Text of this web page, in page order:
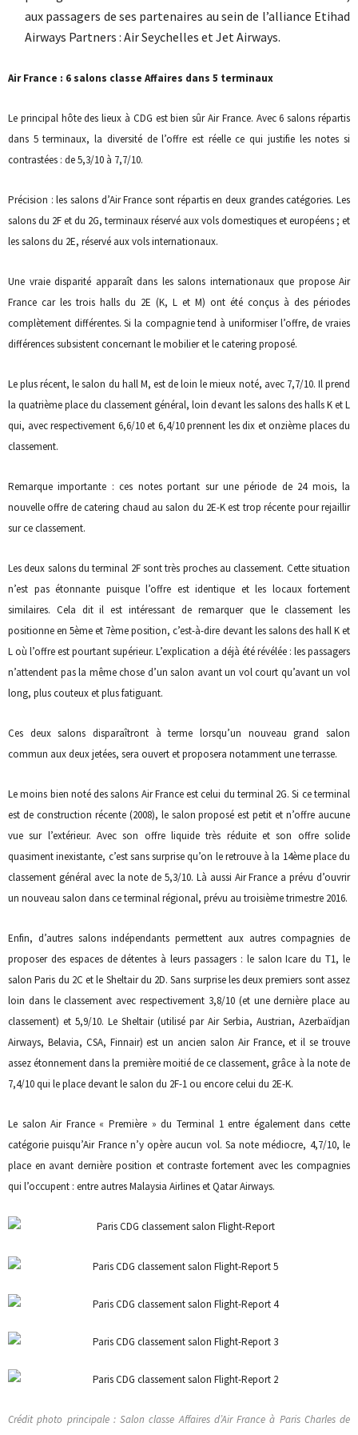
aux passagers de ses partenaires au sein de l’alliance Etihad
Airways Partners : Air Seychelles et Jet Airways.
Air France : 6 salons classe Affaires dans 5 terminaux
Le principal hôte des lieux à CDG est bien sûr Air France. Avec 6 salons répartis
dans 5 terminaux, la diversité de l’offre est réelle ce qui justifie les notes si
contrastées : de 5,3/10 à 7,7/10.
Précision : les salons d’Air France sont répartis en deux grandes catégories. Les
salons du 2F et du 2G, terminaux réservé aux vols domestiques et européens ; et
les salons du 2E, réservé aux vols internationaux.
Une vraie disparité apparaît dans les salons internationaux que propose Air
France car les trois halls du 2E (K, L et M) ont été conçus à des périodes
complètement différentes. Si la compagnie tend à uniformiser l’offre, de vraies
différences subsistent concernant le mobilier et le catering proposé.
Le plus récent, le salon du hall M, est de loin le mieux noté, avec 7,7/10. Il prend
la quatrième place du classement général, loin devant les salons des halls K et L
qui, avec respectivement 6,6/10 et 6,4/10 prennent les dix et onzième places du
classement.
Remarque importante : ces notes portant sur une période de 24 mois, la
nouvelle offre de catering chaud au salon du 2E-K est trop récente pour rejaillir
sur ce classement.
Les deux salons du terminal 2F sont très proches au classement. Cette situation
n’est pas étonnante puisque l’offre est identique et les locaux fortement
similaires. Cela dit il est intéressant de remarquer que le classement les
positionne en 5ème et 7ème position, c’est-à-dire devant les salons des hall K et
L où l’offre est pourtant supérieur. L’explication a déjà été révélée : les passagers
n’attendent pas la même chose d’un salon avant un vol court qu’avant un vol
long, plus couteux et plus fatiguant.
Ces deux salons disparaîtront à terme lorsqu’un nouveau grand salon
commun aux deux jetées, sera ouvert et proposera notamment une terrasse.
Le moins bien noté des salons Air France est celui du terminal 2G. Si ce terminal
est de construction récente (2008), le salon proposé est petit et n’offre aucune
vue sur l’extérieur. Avec son offre liquide très réduite et son offre solide
quasiment inexistante, c’est sans surprise qu’on le retrouve à la 14ème place du
classement général avec la note de 5,3/10. Là aussi Air France a prévu d’ouvrir
un nouveau salon dans ce terminal régional, prévu au troisième trimestre 2016.
Enfin, d’autres salons indépendants permettent aux autres compagnies de
proposer des espaces de détentes à leurs passagers : le salon Icare du T1, le
salon Paris du 2C et le Sheltair du 2D. Sans surprise les deux premiers sont assez
loin dans le classement avec respectivement 3,8/10 (et une dernière place au
classement) et 5,9/10. Le Sheltair (utilisé par Air Serbia, Austrian, Azerbaïdjan
Airways, Belavia, CSA, Finnair) est un ancien salon Air France, et il se trouve
assez étonnement dans la première moitié de ce classement, grâce à la note de
7,4/10 qui le place devant le salon du 2F-1 ou encore celui du 2E-K.
Le salon Air France « Première » du Terminal 1 entre également dans cette
catégorie puisqu’Air France n’y opère aucun vol. Sa note médiocre, 4,7/10, le
place en avant dernière position et contraste fortement avec les compagnies
qui l’occupent : entre autres Malaysia Airlines et Qatar Airways.
Crédit photo principale : Salon classe Affaires d’Air France à Paris Charles de